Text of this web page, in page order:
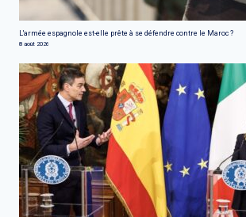
L'armée espagnole est-elle prête à se défendre contre le Maroc ?
8 août 2026